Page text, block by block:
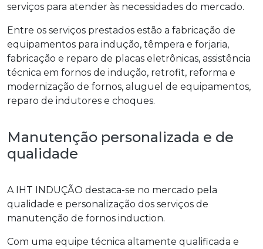
serviços para atender às necessidades do mercado.
Entre os serviços prestados estão a fabricação de
equipamentos para indução, têmpera e forjaria,
fabricação e reparo de placas eletrônicas, assistência
técnica em fornos de indução, retrofit, reforma e
modernização de fornos, aluguel de equipamentos,
reparo de indutores e choques.
Manutenção personalizada e de
qualidade
A IHT INDUÇÃO destaca-se no mercado pela
qualidade e personalização dos serviços de
manutenção de fornos induction.
Com uma equipe técnica altamente qualificada e